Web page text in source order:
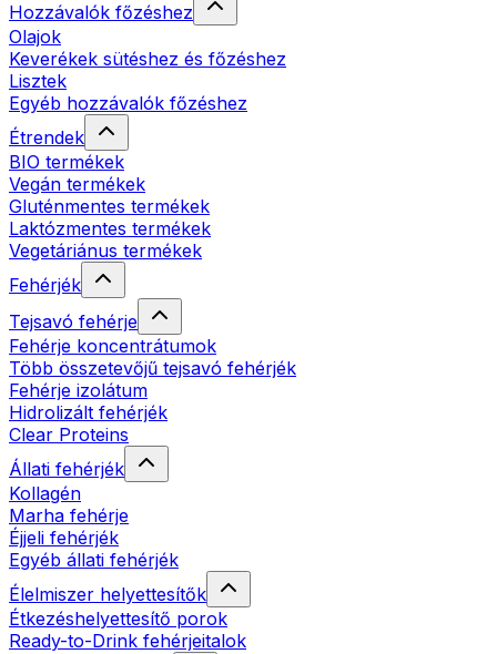
Hozzávalók főzéshez
Olajok
Keverékek sütéshez és főzéshez
Lisztek
Egyéb hozzávalók főzéshez
Étrendek
BIO termékek
Vegán termékek
Gluténmentes termékek
Laktózmentes termékek
Vegetáriánus termékek
Fehérjék
Tejsavó fehérje
Fehérje koncentrátumok
Több összetevőjű tejsavó fehérjék
Fehérje izolátum
Hidrolizált fehérjék
Clear Proteins
Állati fehérjék
Kollagén
Marha fehérje
Éjjeli fehérjék
Egyéb állati fehérjék
Élelmiszer helyettesítők
Étkezéshelyettesítő porok
Ready-to-Drink fehérjeitalok